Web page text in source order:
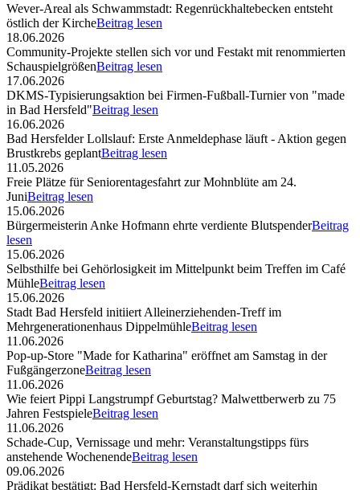
Wever-Areal als Schwammstadt: Regenrückhaltebecken entsteht
östlich der KircheBeitrag lesen
18.06.2026
Community-Projekte stellen sich vor und Festakt mit renommierten
SchauspielgrößenBeitrag lesen
17.06.2026
DKMS-Typisierungsaktion bei Firmen-Fußball-Turnier von "made
in Bad Hersfeld"Beitrag lesen
16.06.2026
Bad Hersfelder Lollslauf: Erste Anmeldephase läuft - Aktion gegen
Brustkrebs geplantBeitrag lesen
11.05.2026
Freie Plätze für Seniorentagesfahrt zur Mohnblüte am 24.
JuniBeitrag lesen
15.06.2026
Bürgermeisterin Anke Hofmann ehrte verdiente BlutspenderBeitrag
lesen
15.06.2026
Selbsthilfe bei Gehörlosigkeit im Mittelpunkt beim Treffen im Café
MühleBeitrag lesen
15.06.2026
Stadt Bad Hersfeld initiiert Alleinerziehenden-Treff im
Mehrgenerationenhaus DippelmühleBeitrag lesen
11.06.2026
Pop-up-Store "Made for Katharina" eröffnet am Samstag in der
FußgängerzoneBeitrag lesen
11.06.2026
Wie feiert Pippi Langstrumpf Geburtstag? Malwettberwerb zu 75
Jahren FestspieleBeitrag lesen
11.06.2026
Schade-Cup, Vernissage und mehr: Veranstaltungstipps fürs
anstehende WochenendeBeitrag lesen
09.06.2026
Prädikat bestätigt: Bad Hersfeld-Kernstadt darf sich weiterhin